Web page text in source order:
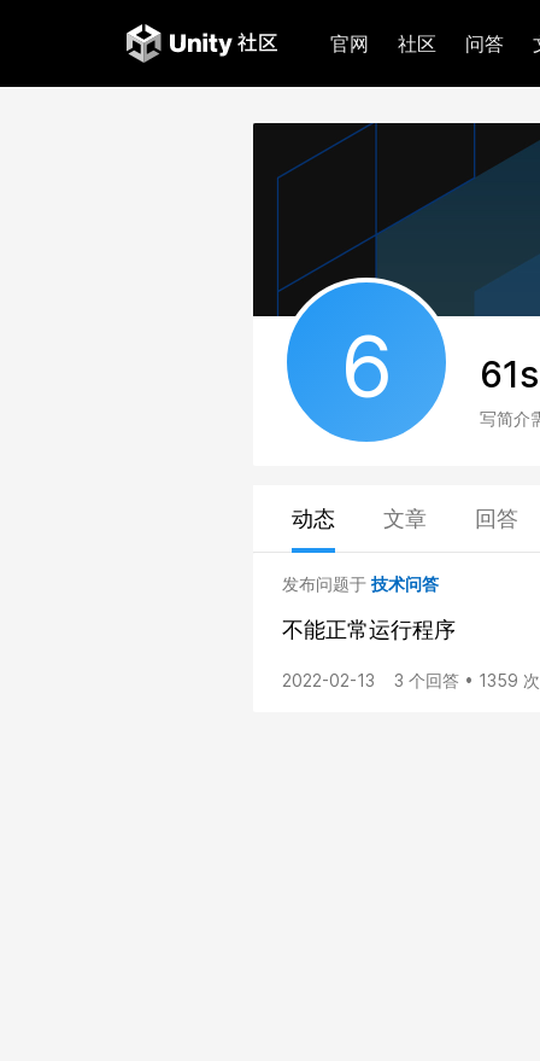
官网 社区 问答
6
写简介
动态 文章 回答
发布问题于 技术问答
不能正常运行程序
2022-02-13 3 个回答 • 1359